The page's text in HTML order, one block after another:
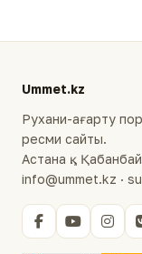
Ummet.kz
Рухани-ағарту
ресми сайты.
Астана қ.,
info@ummet.kz ·